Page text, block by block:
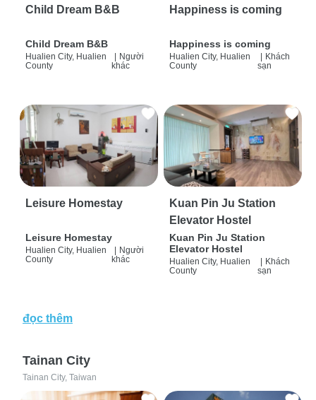
Child Dream B&B
Child Dream B&B
Hualien City, Hualien
County
Người
khác
Happiness is coming
Happiness is coming
Hualien City, Hualien
County
Khách
sạn
Leisure Homestay
Leisure Homestay
Hualien City, Hualien
County
Người
khác
Kuan Pin Ju Station
Elevator Hostel
Kuan Pin Ju Station
Elevator Hostel
Hualien City, Hualien
County
Khách
sạn
đọc thêm
Tainan City
Tainan City, Taiwan